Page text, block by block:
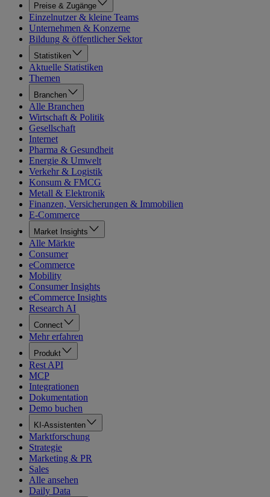
Preise & Zugänge
Einzelnutzer & kleine Teams
Unternehmen & Konzerne
Bildung & öffentlicher Sektor
Statistiken
Aktuelle Statistiken
Themen
Branchen
Alle Branchen
Wirtschaft & Politik
Gesellschaft
Internet
Pharma & Gesundheit
Energie & Umwelt
Verkehr & Logistik
Konsum & FMCG
Metall & Elektronik
Finanzen, Versicherungen & Immobilien
E-Commerce
Market Insights
Alle Märkte
Consumer
eCommerce
Mobility
Consumer Insights
eCommerce Insights
Research AI
Connect
Mehr erfahren
Produkt
Rest API
MCP
Integrationen
Dokumentation
Demo buchen
KI-Assistenten
Marktforschung
Strategie
Marketing & PR
Sales
Alle ansehen
Daily Data